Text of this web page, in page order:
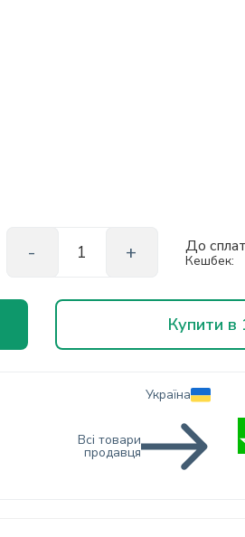
До
Кешбек:
Купити в
Україна
Всі товари
продавця